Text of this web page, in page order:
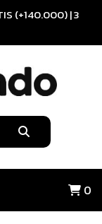
(+140.000) | 3
0